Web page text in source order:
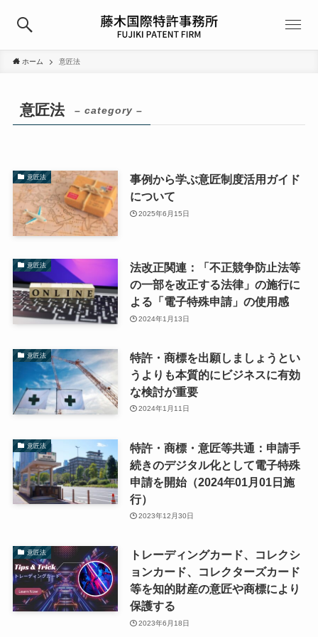
ホーム 意匠法
意匠法 – category –
意匠法
事例から学ぶ意匠制度活用ガイド
について
2025年6月15日
意匠法
法改正関連：「不正競争防止法等
の一部を改正する法律」の施行に
よる「電子特殊申請」の使用感
2024年1月13日
意匠法
特許・商標を出願しましょうとい
うよりも本質的にビジネスに有効
な検討が重要
2024年1月11日
意匠法
特許・商標・意匠等共通：申請手
続きのデジタル化として電子特殊
申請を開始（2024年01月01日施
行）
2023年12月30日
意匠法
トレーディングカード、コレクシ
ョンカード、コレクターズカード
等を知的財産の意匠や商標により
保護する
2023年6月18日